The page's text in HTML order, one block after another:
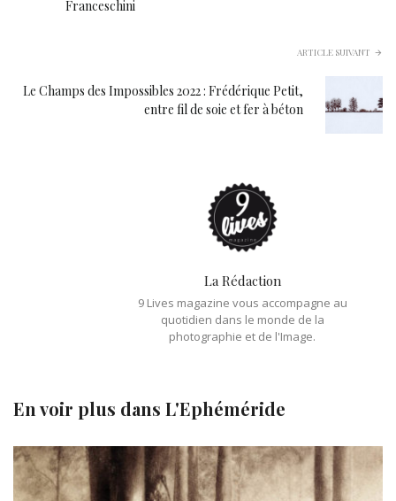
Franceschini
ARTICLE SUIVANT
Le Champs des Impossibles 2022 : Frédérique Petit,
entre fil de soie et fer à béton
La Rédaction
9 Lives magazine vous accompagne au
quotidien dans le monde de la
photographie et de l'Image.
En voir plus dans L'Ephéméride